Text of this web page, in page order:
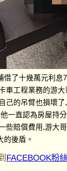
借了十幾萬元利
車工程業務的游
己的吊臂也損壞
一直認為房屋持
些賠償費用,游大
的後盾。
FACEBOOK粉